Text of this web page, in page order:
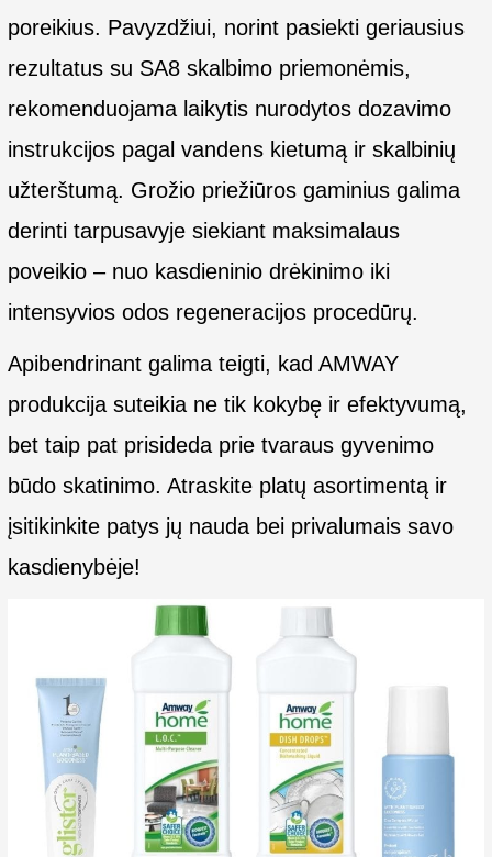
poreikius. Pavyzdžiui, norint pasiekti geriausius
rezultatus su SA8 skalbimo priemonėmis,
rekomenduojama laikytis nurodytos dozavimo
instrukcijos pagal vandens kietumą ir skalbinių
užterštumą. Grožio priežiūros gaminius galima
derinti tarpusavyje siekiant maksimalaus
poveikio – nuo kasdieninio drėkinimo iki
intensyvios odos regeneracijos procedūrų.
Apibendrinant galima teigti, kad AMWAY
produkcija suteikia ne tik kokybę ir efektyvumą,
bet taip pat prisideda prie tvaraus gyvenimo
būdo skatinimo. Atraskite platų asortimentą ir
įsitikinkite patys jų nauda bei privalumais savo
kasdienybėje!